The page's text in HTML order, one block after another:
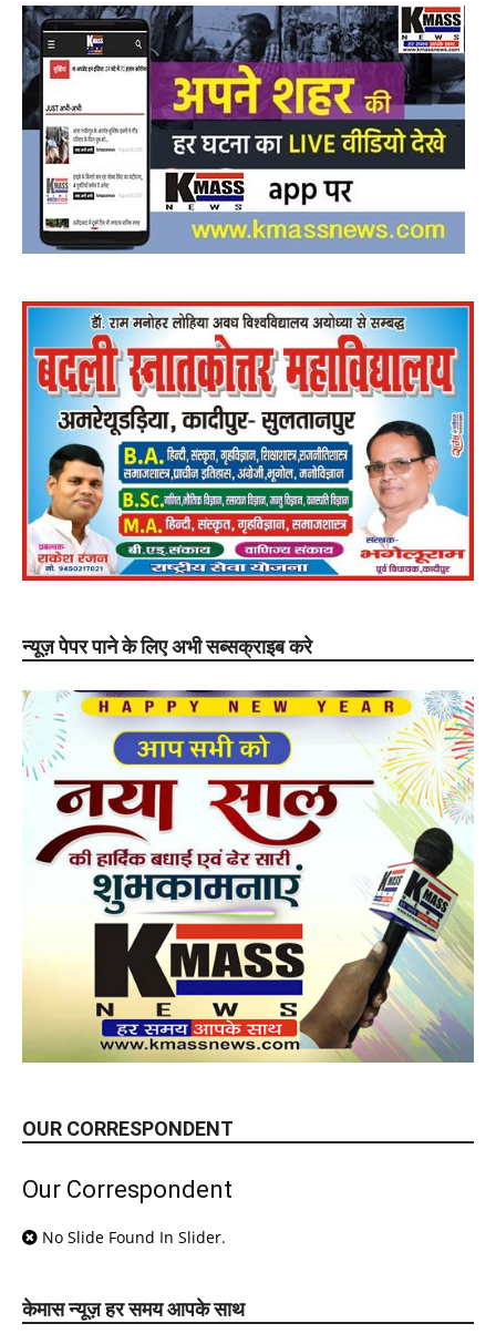
न्यूज़ पेपर पाने के लिए अभी सब्सक्राइब करे
OUR CORRESPONDENT
Our Correspondent
No Slide Found In Slider.
केमास न्यूज़ हर समय आपके साथ